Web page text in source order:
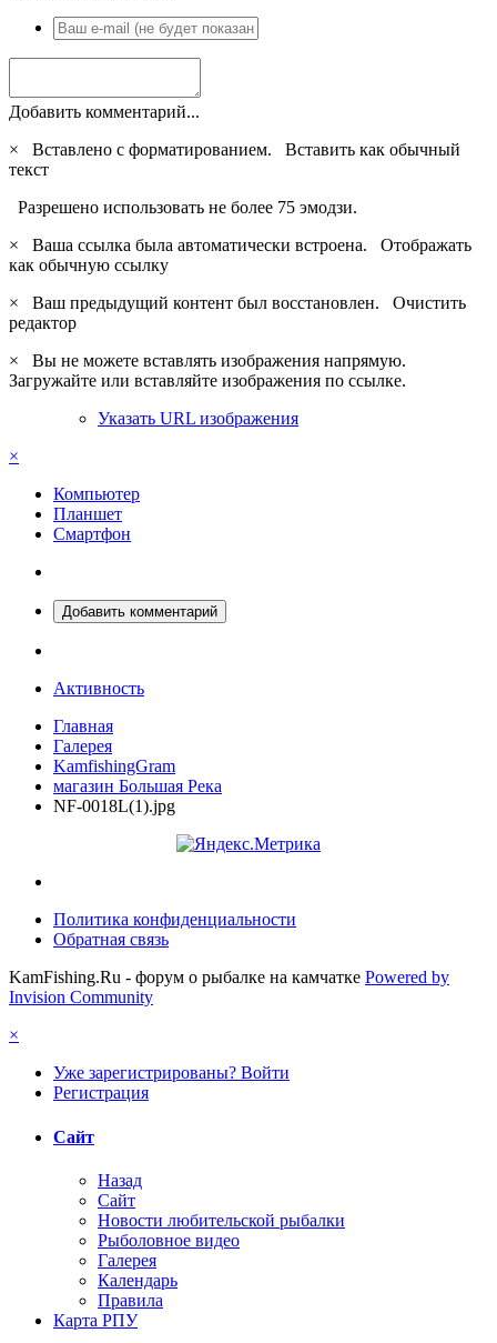
Добавить комментарий...
×
Вставлено с форматированием. Вставить как обычный
текст
Разрешено использовать не более 75 эмодзи.
×
Ваша ссылка была автоматически встроена. Отображать
как обычную ссылку
×
Ваш предыдущий контент был восстановлен. Очистить
редактор
×
Вы не можете вставлять изображения напрямую.
Загружайте или вставляйте изображения по ссылке.
Указать URL изображения
×
Компьютер
Планшет
Смартфон
Добавить комментарий
Активность
Главная
Галерея
KamfishingGram
магазин Большая Река
NF-0018L(1).jpg
Политика конфиденциальности
Обратная связь
KamFishing.Ru - форум о рыбалке на камчатке Powered by
Invision Community
×
Уже зарегистрированы? Войти
Регистрация
Сайт
Назад
Сайт
Новости любительской рыбалки
Рыболовное видео
Галерея
Календарь
Правила
Карта РПУ